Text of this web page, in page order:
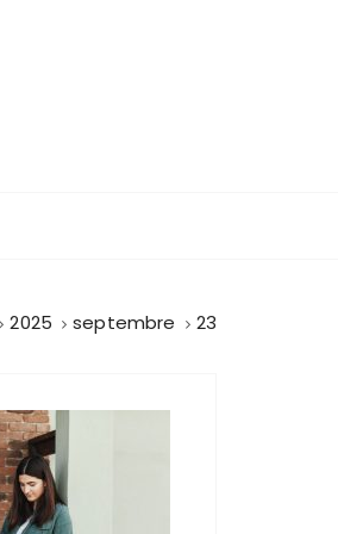
2025 septembre 23